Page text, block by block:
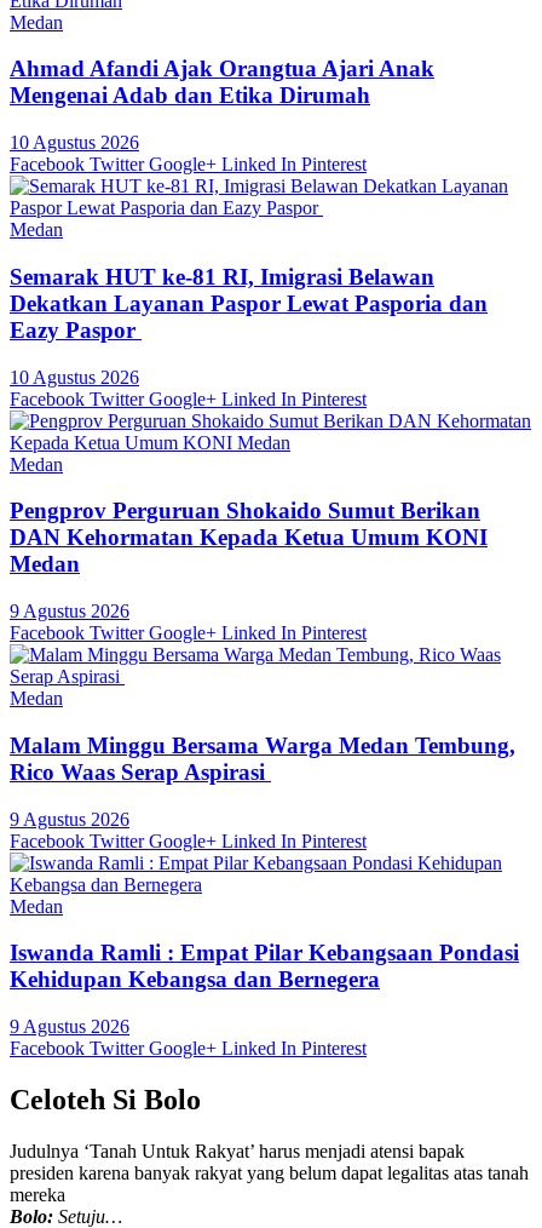
Medan
Ahmad Afandi Ajak Orangtua Ajari Anak
Mengenai Adab dan Etika Dirumah
10 Agustus 2026
Facebook Twitter Google+ Linked In Pinterest
Medan
Semarak HUT ke-81 RI, Imigrasi Belawan
Dekatkan Layanan Paspor Lewat Pasporia dan
Eazy Paspor
10 Agustus 2026
Facebook Twitter Google+ Linked In Pinterest
Medan
Pengprov Perguruan Shokaido Sumut Berikan
DAN Kehormatan Kepada Ketua Umum KONI
Medan
9 Agustus 2026
Facebook Twitter Google+ Linked In Pinterest
Medan
Malam Minggu Bersama Warga Medan Tembung,
Rico Waas Serap Aspirasi
9 Agustus 2026
Facebook Twitter Google+ Linked In Pinterest
Medan
Iswanda Ramli : Empat Pilar Kebangsaan Pondasi
Kehidupan Kebangsa dan Bernegera
9 Agustus 2026
Facebook Twitter Google+ Linked In Pinterest
Celoteh Si Bolo
Judulnya ‘Tanah Untuk Rakyat’ harus menjadi atensi bapak
presiden karena banyak rakyat yang belum dapat legalitas atas tanah
mereka
Bolo: Setuju…